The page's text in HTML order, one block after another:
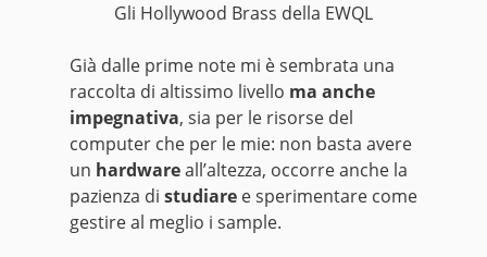
Gli Hollywood Brass della EWQL
Già dalle prime note mi è sembrata una
raccolta di altissimo livello ma anche
impegnativa, sia per le risorse del
computer che per le mie: non basta avere
un hardwareall’altezza, occorre anche la
pazienza di studiare e sperimentare come
gestire al meglio i sample.